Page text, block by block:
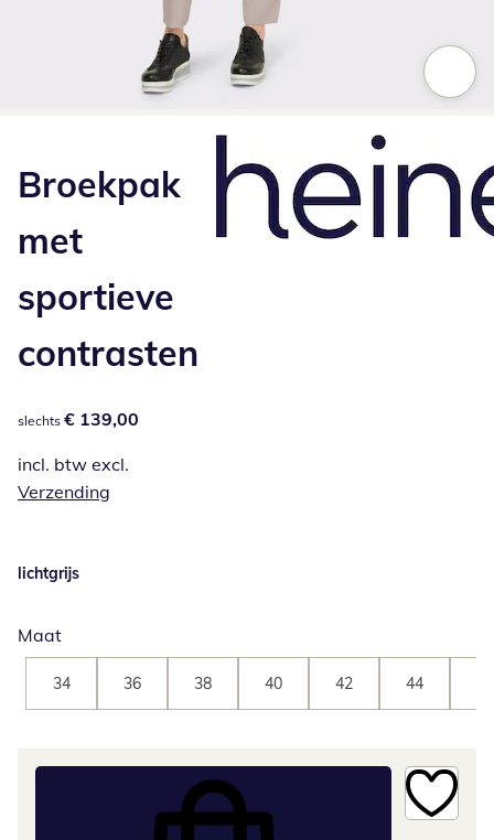
Broekpak
met
sportieve
contrasten
€ 139,00
slechts € 139,00
incl. btw excl.
Verzending
lichtgrijs
Maat
34 36 38 40 42 44